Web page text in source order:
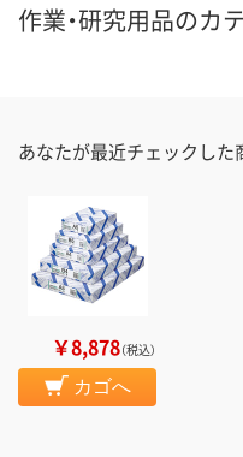
作業・研究用品のカ
あなたが最近チェックした
￥8,878（税込）
カゴへ